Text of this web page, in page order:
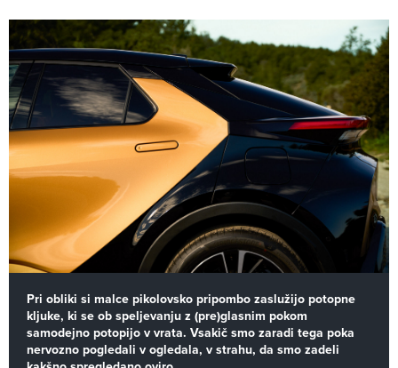
Pri obliki si malce pikolovsko pripombo zaslužijo potopne
kljuke, ki se ob speljevanju z (pre)glasnim pokom
samodejno potopijo v vrata. Vsakič smo zaradi tega poka
nervozno pogledali v ogledala, v strahu, da smo zadeli